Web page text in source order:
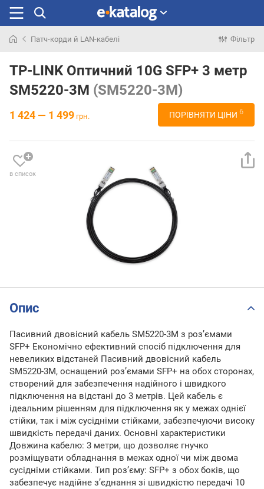
раніше
Патч-корди й LAN-кабелі Фільтр
TP-LINK Оптичний 10G SFP+ 3 метр
SM5220-3M (SM5220-3M)
1 424 — 1 499 грн. ПОРІВНЯТИ ЦІНИ 6
в список
Опис
Пасивний двовісний кабель SM5220-3M з роз’ємами
SFP+ Економічно ефективний спосіб підключення для
невеликих відстаней Пасивний двовісний кабель
SM5220-3M, оснащений роз’ємами SFP+ на обох сторонах,
створений для забезпечення надійного і швидкого
підключення на відстані до 3 метрів. Цей кабель є
ідеальним рішенням для підключення як у межах однієї
стійки, так і між сусідніми стійками, забезпечуючи високу
швидкість передачі даних. Основні характеристики
Довжина кабелю: 3 метри, що дозволяє гнучко
розміщувати обладнання в межах одної чи між двома
сусідніми стійками. Тип роз’єму: SFP+ з обох боків, що
забезпечує надійне з’єднання зі швидкістю передачі 10